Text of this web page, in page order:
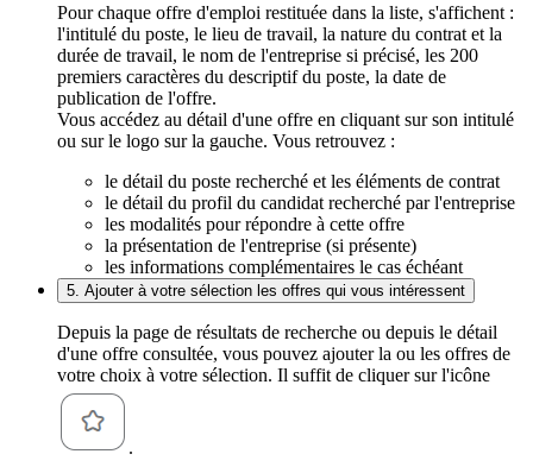
Pour chaque offre d'emploi restituée dans la liste, s'affichent :
l'intitulé du poste, le lieu de travail, la nature du contrat et la
durée de travail, le nom de l'entreprise si précisé, les 200
premiers caractères du descriptif du poste, la date de
publication de l'offre.
Vous accédez au détail d'une offre en cliquant sur son intitulé
ou sur le logo sur la gauche. Vous retrouvez :
le détail du poste recherché et les éléments de contrat
le détail du profil du candidat recherché par l'entreprise
les modalités pour répondre à cette offre
la présentation de l'entreprise (si présente)
les informations complémentaires le cas échéant
5. Ajouter à votre sélection les offres qui vous intéressent
Depuis la page de résultats de recherche ou depuis le détail
d'une offre consultée, vous pouvez ajouter la ou les offres de
votre choix à votre sélection. Il suffit de cliquer sur l'icône
.